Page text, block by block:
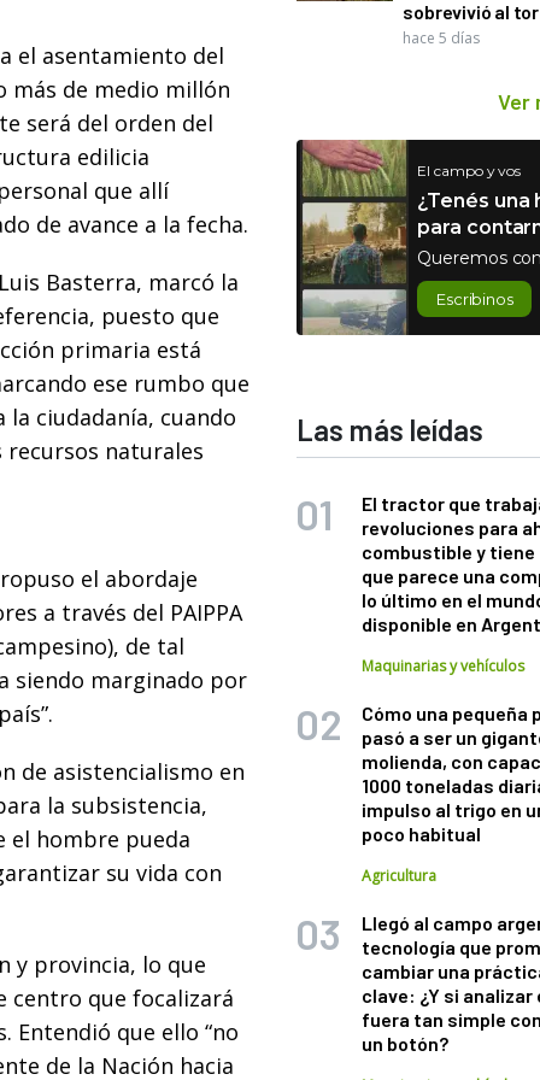
el asentamiento del
más de medio millón
será del orden del
edilicia
que allí
de avance a la fecha.
Basterra, marcó la
puesto que
primaria está
ese rumbo que
ciudadanía, cuando
naturales
el abordaje
a través del PAIPPA
de tal
siendo marginado por
de asistencialismo en
la subsistencia,
el hombre pueda
su vida con
y provincia, lo que
centro que focalizará
Entendió que ello “no
de la Nación hacia
sobrevivió al
hace 5 días
Ver
El campo y vos
¿Tenés una
para
Queremos
Escribinos
Las más leídas
El tractor que
revoluciones para
combustible y tiene
que parece una
lo último en el
disponible en
Maquinarias y vehículos
Cómo una pequeña
pasó a ser un
molienda, con
1000 toneladas
impulso al trigo en
poco habitual
Agricultura
Llegó al campo
tecnología que
cambiar una
clave: ¿Y si analizar
fuera tan simple
un botón?